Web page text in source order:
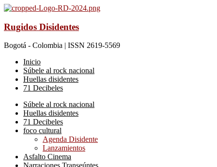
Rugidos Disidentes
Bogotá - Colombia | ISSN 2619-5569
Inicio
Súbele al rock nacional
Huellas disidentes
71 Decibeles
Súbele al rock nacional
Huellas disidentes
71 Decibeles
foco cultural
Agenda Disidente
Lanzamientos
Asfalto Cinema